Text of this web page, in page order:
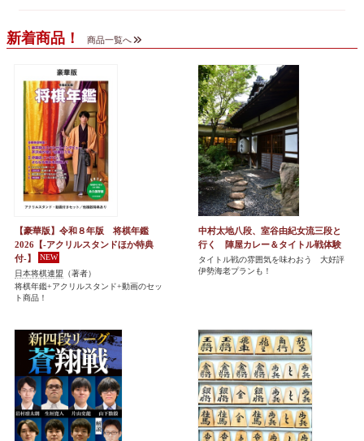
新着商品！ 商品一覧へ
【豪華版】令和８年版 将棋年鑑
2026【-アクリルスタンドほか特典
付-】
日本将棋連盟 （著者）
将棋年鑑+アクリルスタンド+動画のセッ
ト商品！
中村太地八段、室谷由紀女流三段と
行く 陣屋カレー＆タイトル戦体験
タイトル戦の雰囲気を味わおう 大好評
伊勢海老プランも！